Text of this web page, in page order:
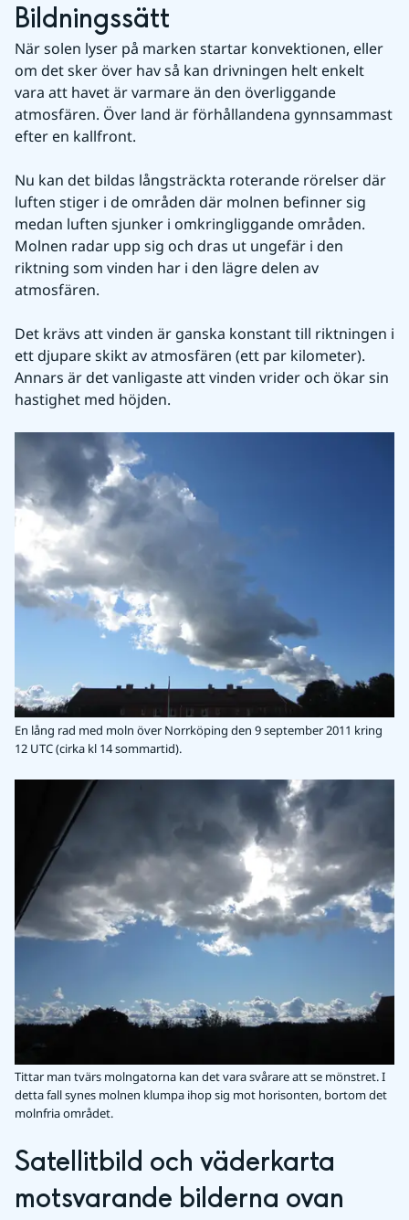
Bildningssätt
När solen lyser på marken startar konvektionen, eller
om det sker över hav så kan drivningen helt enkelt
vara att havet är varmare än den överliggande
atmosfären. Över land är förhållandena gynnsammast
efter en kallfront.
Nu kan det bildas långsträckta roterande rörelser där
luften stiger i de områden där molnen befinner sig
medan luften sjunker i omkringliggande områden.
Molnen radar upp sig och dras ut ungefär i den
riktning som vinden har i den lägre delen av
atmosfären.
Det krävs att vinden är ganska konstant till riktningen i
ett djupare skikt av atmosfären (ett par kilometer).
Annars är det vanligaste att vinden vrider och ökar sin
hastighet med höjden.
En lång rad med moln över Norrköping den 9 september 2011 kring
12 UTC (cirka kl 14 sommartid).
Tittar man tvärs molngatorna kan det vara svårare att se mönstret. I
detta fall synes molnen klumpa ihop sig mot horisonten, bortom det
molnfria området.
Satellitbild och väderkarta
motsvarande bilderna ovan